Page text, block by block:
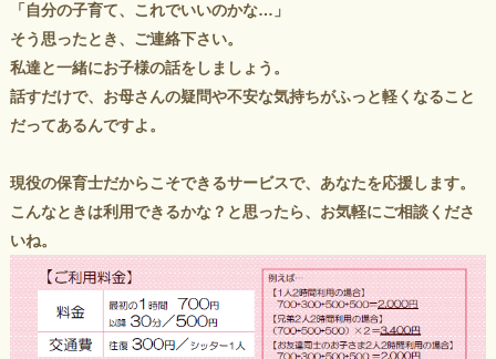
「自分の子育て、これでいいのかな…」
そう思ったとき、ご連絡下さい。
私達と一緒にお子様の話をしましょう。
話すだけで、お母さんの疑問や不安な気持ちがふっと軽くなること
だってあるんですよ。
現役の保育士だからこそできるサービスで、あなたを応援します。
こんなときは利用できるかな？と思ったら、お気軽にご相談くださ
いね。